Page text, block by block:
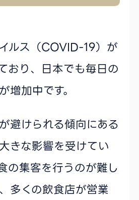
ルス（COVID-19）が
おり、日本でも毎日の
増加中です。
避けられる傾向にある
きな影響を受けてい
の集客を行うのが難し
多くの飲食店が営業